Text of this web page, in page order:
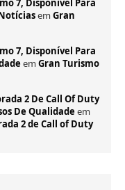
7, Disponível Para
Notíciasem Gran
7, Disponível Para
em Gran Turismo
2 De Call Of Duty
De Qualidade em
2 de Call of Duty